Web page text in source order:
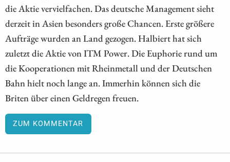
die Aktie vervielfachen. Das deutsche Management sieht
derzeit in Asien besonders große Chancen. Erste größere
Aufträge wurden an Land gezogen. Halbiert hat sich
zuletzt die Aktie von ITM Power. Die Euphorie rund um
die Kooperationen mit Rheinmetall und der Deutschen
Bahn hielt noch lange an. Immerhin können sich die
Briten über einen Geldregen freuen.
ZUM KOMMENTAR